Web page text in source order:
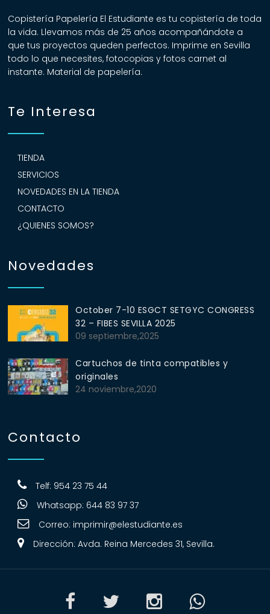
Copistería Papelería El Estudiante es tu copistería de toda
la vida. Llevamos más de 25 años acompañándote a
que tus proyectos queden perfectos. Imprime en Sevilla
todo lo que necesites, fotocopias y fotos carnet al
instante. Material de papelería.
Te Interesa
TIENDA
SERVICIOS
NOVEDADES EN LA TIENDA
CONTACTO
¿QUIENES SOMOS?
Novedades
October 7-10 ESGCT SETGYC CONGRESS
32 – FIBES SEVILLA 2025
09 septiembre,2025
Cartuchos de tinta compatibles y
originales
24 noviembre,2020
Contacto
Telf: 954 23 75 44
Whatsapp: 644 83 97 37
Correo: imprimir@elestudiante.es
Dirección: Avda. Reina Mercedes 31, Sevilla.